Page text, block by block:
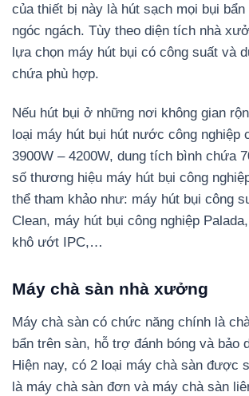
của thiết bị này là hút sạch mọi bụi
ngóc ngách. Tùy theo diện tích nhà
lựa chọn máy hút bụi có công suất và
chứa phù hợp.
Nếu hút bụi ở những nơi không gian
loại máy hút bụi hút nước công nghiệp
3900W – 4200W, dung tích bình chứa
số thương hiệu máy hút bụi công
thể tham khảo như: máy hút bụi công
Clean, máy hút bụi công nghiệp
khô ướt IPC,…
Máy chà sàn nhà xưởng
Máy chà sàn có chức năng chính là
bẩn trên sàn, hỗ trợ đánh bóng và bảo
Hiện nay, có 2 loại máy chà sàn được
là máy chà sàn đơn và máy chà sàn